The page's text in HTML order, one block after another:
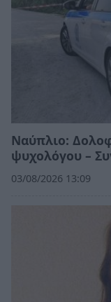
Ναύπλιο:
ψυχολόγου –
03/08/2026 13:09